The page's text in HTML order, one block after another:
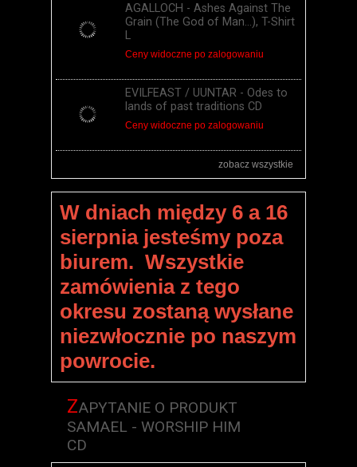
AGALLOCH - Ashes Against The
Grain (The God of Man...), T-Shirt
L
Ceny widoczne po zalogowaniu
EVILFEAST / UUNTAR - Odes to
lands of past traditions CD
Ceny widoczne po zalogowaniu
zobacz wszystkie
W dniach między 6 a 16
sierpnia jesteśmy poza
biurem. Wszystkie
zamówienia z tego
okresu zostaną wysłane
niezwłocznie po naszym
powrocie.
ZAPYTANIE O PRODUKT
SAMAEL - WORSHIP HIM
CD